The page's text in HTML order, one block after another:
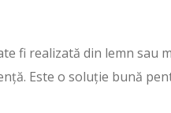
fi realizată din lemn sau
Este o soluție bună